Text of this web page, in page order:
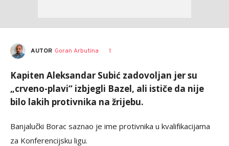
AUTOR Goran Arbutina 1
Kapiten Aleksandar Subić zadovoljan jer su
„crveno-plavi“ izbjegli Bazel, ali ističe da nije
bilo lakih protivnika na žrijebu.
Banjalučki Borac saznao je ime protivnika u kvalifikacijama
za Konferencijsku ligu.